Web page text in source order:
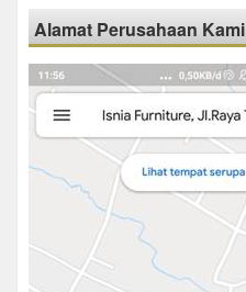
Alamat Perusahaan Kami